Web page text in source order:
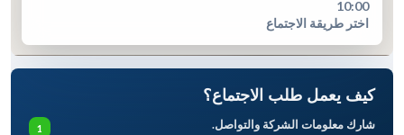
10:00
اختر طريقة الاجتماع
كيف يعمل طلب الاجتماع؟
شارك معلومات الشركة والتواصل.